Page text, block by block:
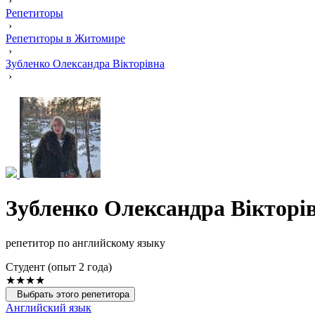
Репетиторы
›
Репетиторы в Житомире
›
Зубленко Олександра Вікторівна
›
Зубленко Олександра
репетитор по английскому языку
Cтудент (опыт 2 года)
★★★★
Выбрать этого репетитора
Английский язык